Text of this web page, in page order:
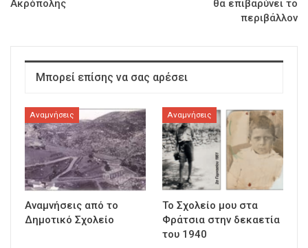
Ακρόπολης
θα επιβαρύνει το
περιβάλλον
Μπορεί επίσης να σας αρέσει
Αναμνήσεις
Αναμνήσεις από το
Δημοτικό Σχολείο
Αναμνήσεις
Το Σχολείο μου στα
Φράτσια στην δεκαετία
του 1940